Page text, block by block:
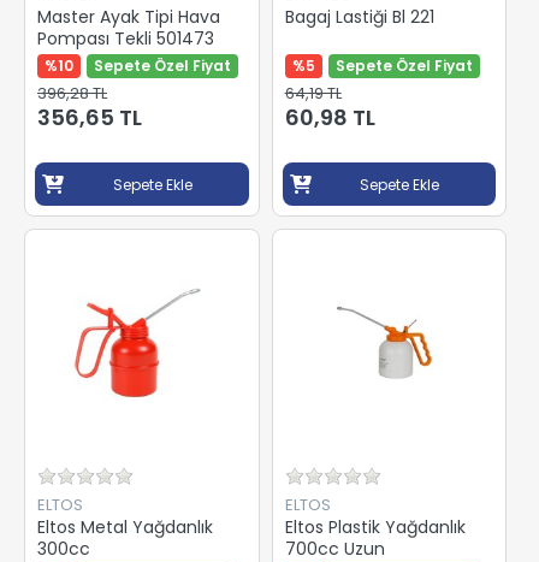
Master Ayak Tipi Hava
Pompası Tekli 501473
%10 Sepete Özel Fiyat
396,28 TL
356,65 TL
Sepete Ekle
Bagaj Lastiği Bl 221
%5 Sepete Özel Fiyat
64,19 TL
60,98 TL
Sepete Ekle
ELTOS
Eltos Metal Yağdanlık
300cc
ELTOS
Eltos Plastik Yağdanlık
700cc Uzun